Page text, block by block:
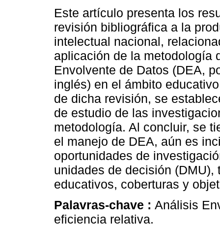
Este artículo presenta los
revisión bibliográfica a la
intelectual nacional,
aplicación de la metodología
Envolvente de Datos (DEA,
inglés) en el ámbito
de dicha revisión, se
de estudio de las
metodología. Al concluir, se
el manejo de DEA, aún es
oportunidades de
unidades de decisión
educativos, coberturas y
Palavras-chave : Análisis
eficiencia relativa.